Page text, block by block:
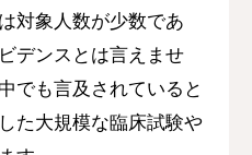
対象人数が少数であ
デンスとは言えませ
でも言及されている と
た大規模な臨床試験や